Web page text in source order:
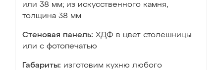
или 38 мм; из искусственного камня,
толщина 38 мм
Стеновая панель: ХДФ в цвет столешницы
или с фотопечатью
Габариты: изготовим кухню любого